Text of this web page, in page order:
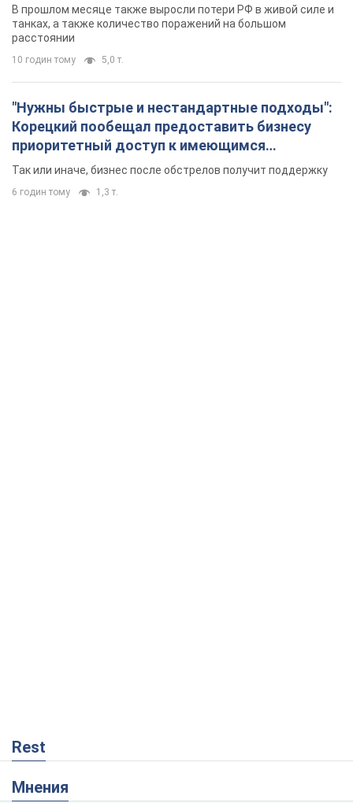
В прошлом месяце также выросли потери РФ в живой силе и
танках, а также количество поражений на большом
расстоянии
10 годин тому 5,0 т.
"Нужны быстрые и нестандартные подходы":
Корецкий пообещал предоставить бизнесу
приоритетный доступ к имеющимся
складским помещениям
Так или иначе, бизнес после обстрелов получит поддержку
6 годин тому 1,3 т.
Rest
Мнения